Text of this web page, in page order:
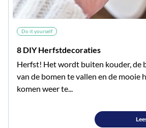
Do it yourself
8 DIY Herfstdecoraties
Herfst! Het wordt buiten kouder, de
van de bomen te vallen en de mooie
komen weer te...